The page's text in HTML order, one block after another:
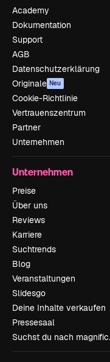
Academy
Dokumentation
Support
AGB
Datenschutzerklärung
Originale Neu
Cookie-Richtlinie
Vertrauenszentrum
Partner
Unternehmen
Unternehmen
Preise
Über uns
Reviews
Karriere
Suchtrends
Blog
Veranstaltungen
Slidesgo
Deine Inhalte verkaufen
Pressesaal
Suchst du nach